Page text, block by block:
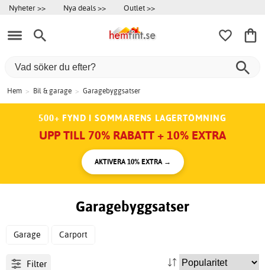
Nyheter >> Nya deals >> Outlet >>
Hem > Bil & garage > Garagebyggsatser
500+ FYND I SOMMARENS LAGERTÖMNING
UPP TILL 70% RABATT + 10% EXTRA
AKTIVERA 10% EXTRA →
Garagebyggsatser
Garage Carport
Filter